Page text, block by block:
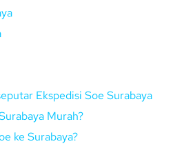
Ekspedisi Soe Surabaya
Murah?
ke Surabaya?